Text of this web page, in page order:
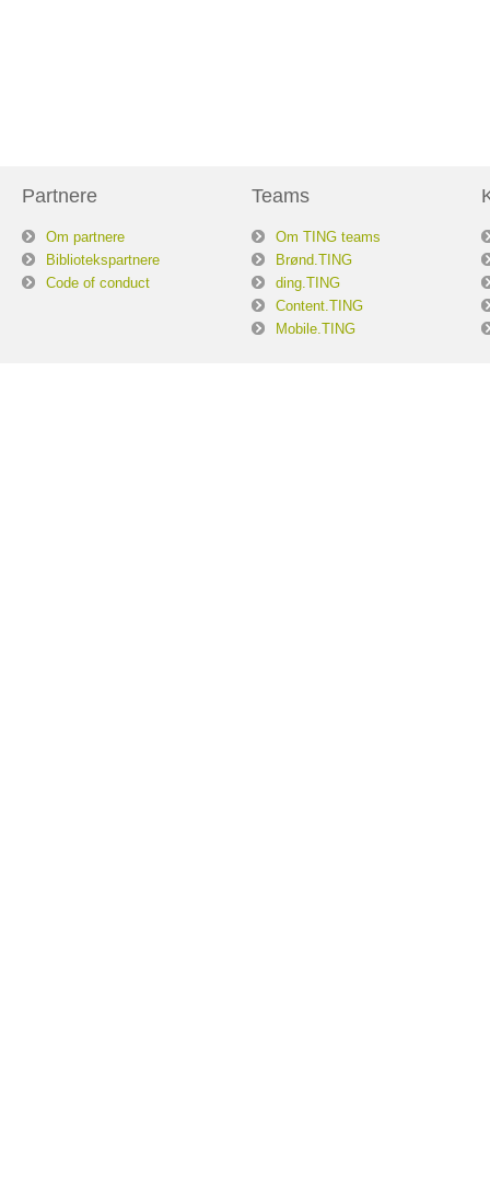
Partnere
Om partnere
Bibliotekspartnere
Code of conduct
Teams
Om TING teams
Brønd.TING
ding.TING
Content.TING
Mobile.TING